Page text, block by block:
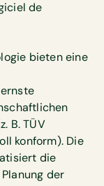
de
bieten eine
B. TÜV
konform). Die
die
der